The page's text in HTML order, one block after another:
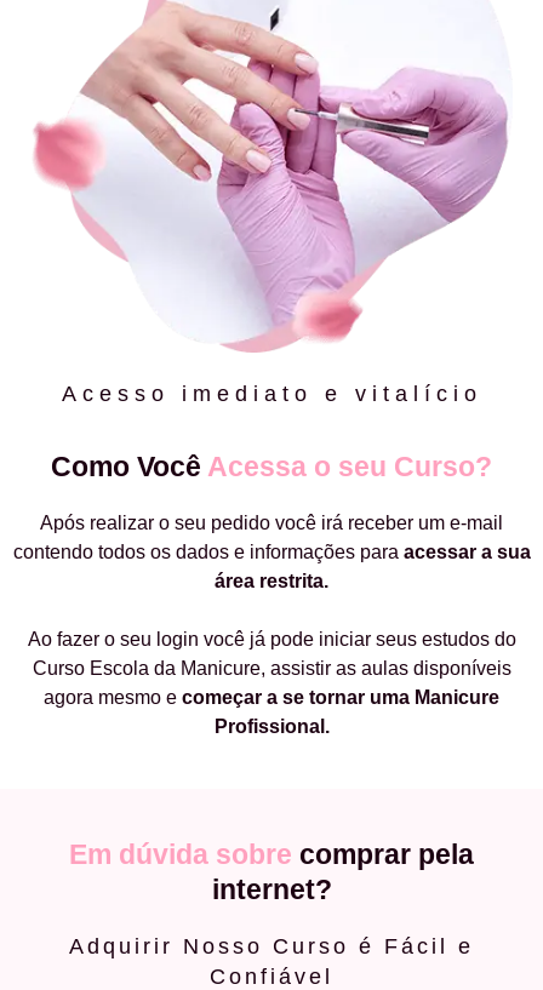
Acesso imediato e vitalício
Como Você Acessa o seu Curso?
Após realizar o seu pedido você irá receber um e-mail
contendo todos os dados e informações para acessar a sua
área restrita.
Ao fazer o seu login você já pode iniciar seus estudos do
Curso Escola da Manicure, assistir as aulas disponíveis
agora mesmo e começar a se tornar uma Manicure
Profissional.
Em dúvida sobre comprar pela
internet?
Adquirir Nosso Curso é Fácil e
Confiável